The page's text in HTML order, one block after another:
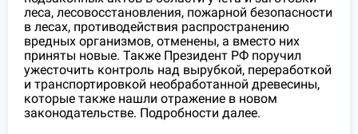
леса, лесовосстановления, пожарной безопасности
в лесах, противодействия распространению
вредных организмов, отменены, а вместо них
приняты новые. Также Президент РФ поручил
ужесточить контроль над вырубкой, переработкой
и транспортировкой необработанной древесины,
которые также нашли отражение в новом
законодательстве. Подробности далее.